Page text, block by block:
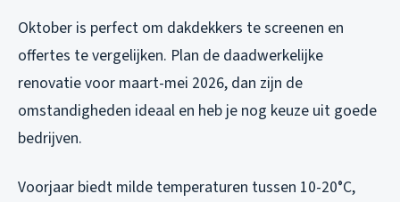
Oktober is perfect om dakdekkers te screenen en
offertes te vergelijken. Plan de daadwerkelijke
renovatie voor maart-mei 2026, dan zijn de
omstandigheden ideaal en heb je nog keuze uit goede
bedrijven.
Voorjaar biedt milde temperaturen tussen 10-20°C,